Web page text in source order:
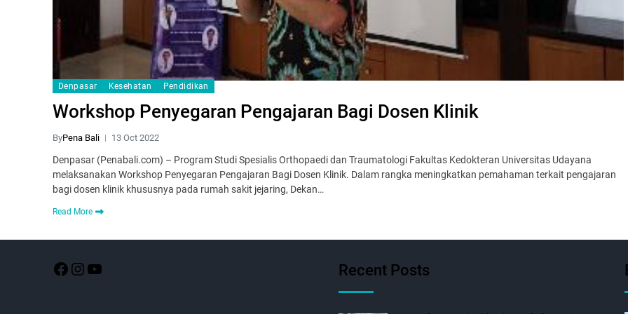
Denpasar Kesehatan Pendidikan
Workshop Penyegaran Pengajaran Bagi Dosen Klinik
ByPena Bali 13 Oct 2022
Denpasar (Penabali.com) – Program Studi Spesialis Orthopaedi dan Traumatologi Fakultas Kedokteran Universitas Udayana
melaksanakan Workshop Penyegaran Pengajaran Bagi Dosen Klinik. Dalam rangka meningkatkan pemahaman terkait pengajaran
bagi dosen klinik khususnya pada rumah sakit jejaring, Dekan…
Read More
Recent Posts